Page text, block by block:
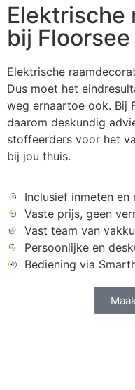
Elektrische
bij Floorsee
Elektrische
Dus moet het
weg ernaartoe ook. Bij
daarom deskundig
stoffeerders voor het
bij jou thuis.
Inclusief inmeten
Vaste prijs, geen
Vast team van
Persoonlijke en
Bediening via